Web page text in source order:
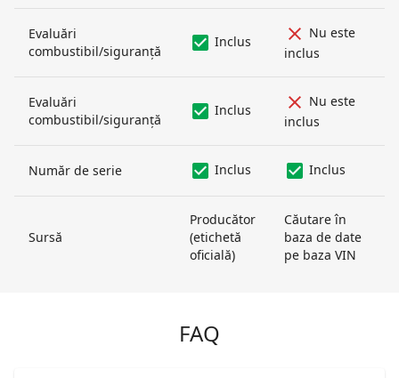
Evaluări
combustibil/siguranță
Inclus
Nu este
inclus
Evaluări
combustibil/siguranță
Inclus
Nu este
inclus
Număr de serie Inclus Inclus
Sursă
Producător
(etichetă
oficială)
Căutare în
baza de date
pe baza VIN
FAQ